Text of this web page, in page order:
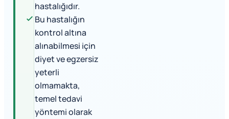
hastalığıdır.
Bu hastalığın
kontrol altına
alınabilmesi için
diyet ve egzersiz
yeterli
olmamakta,
temel tedavi
yöntemi olarak